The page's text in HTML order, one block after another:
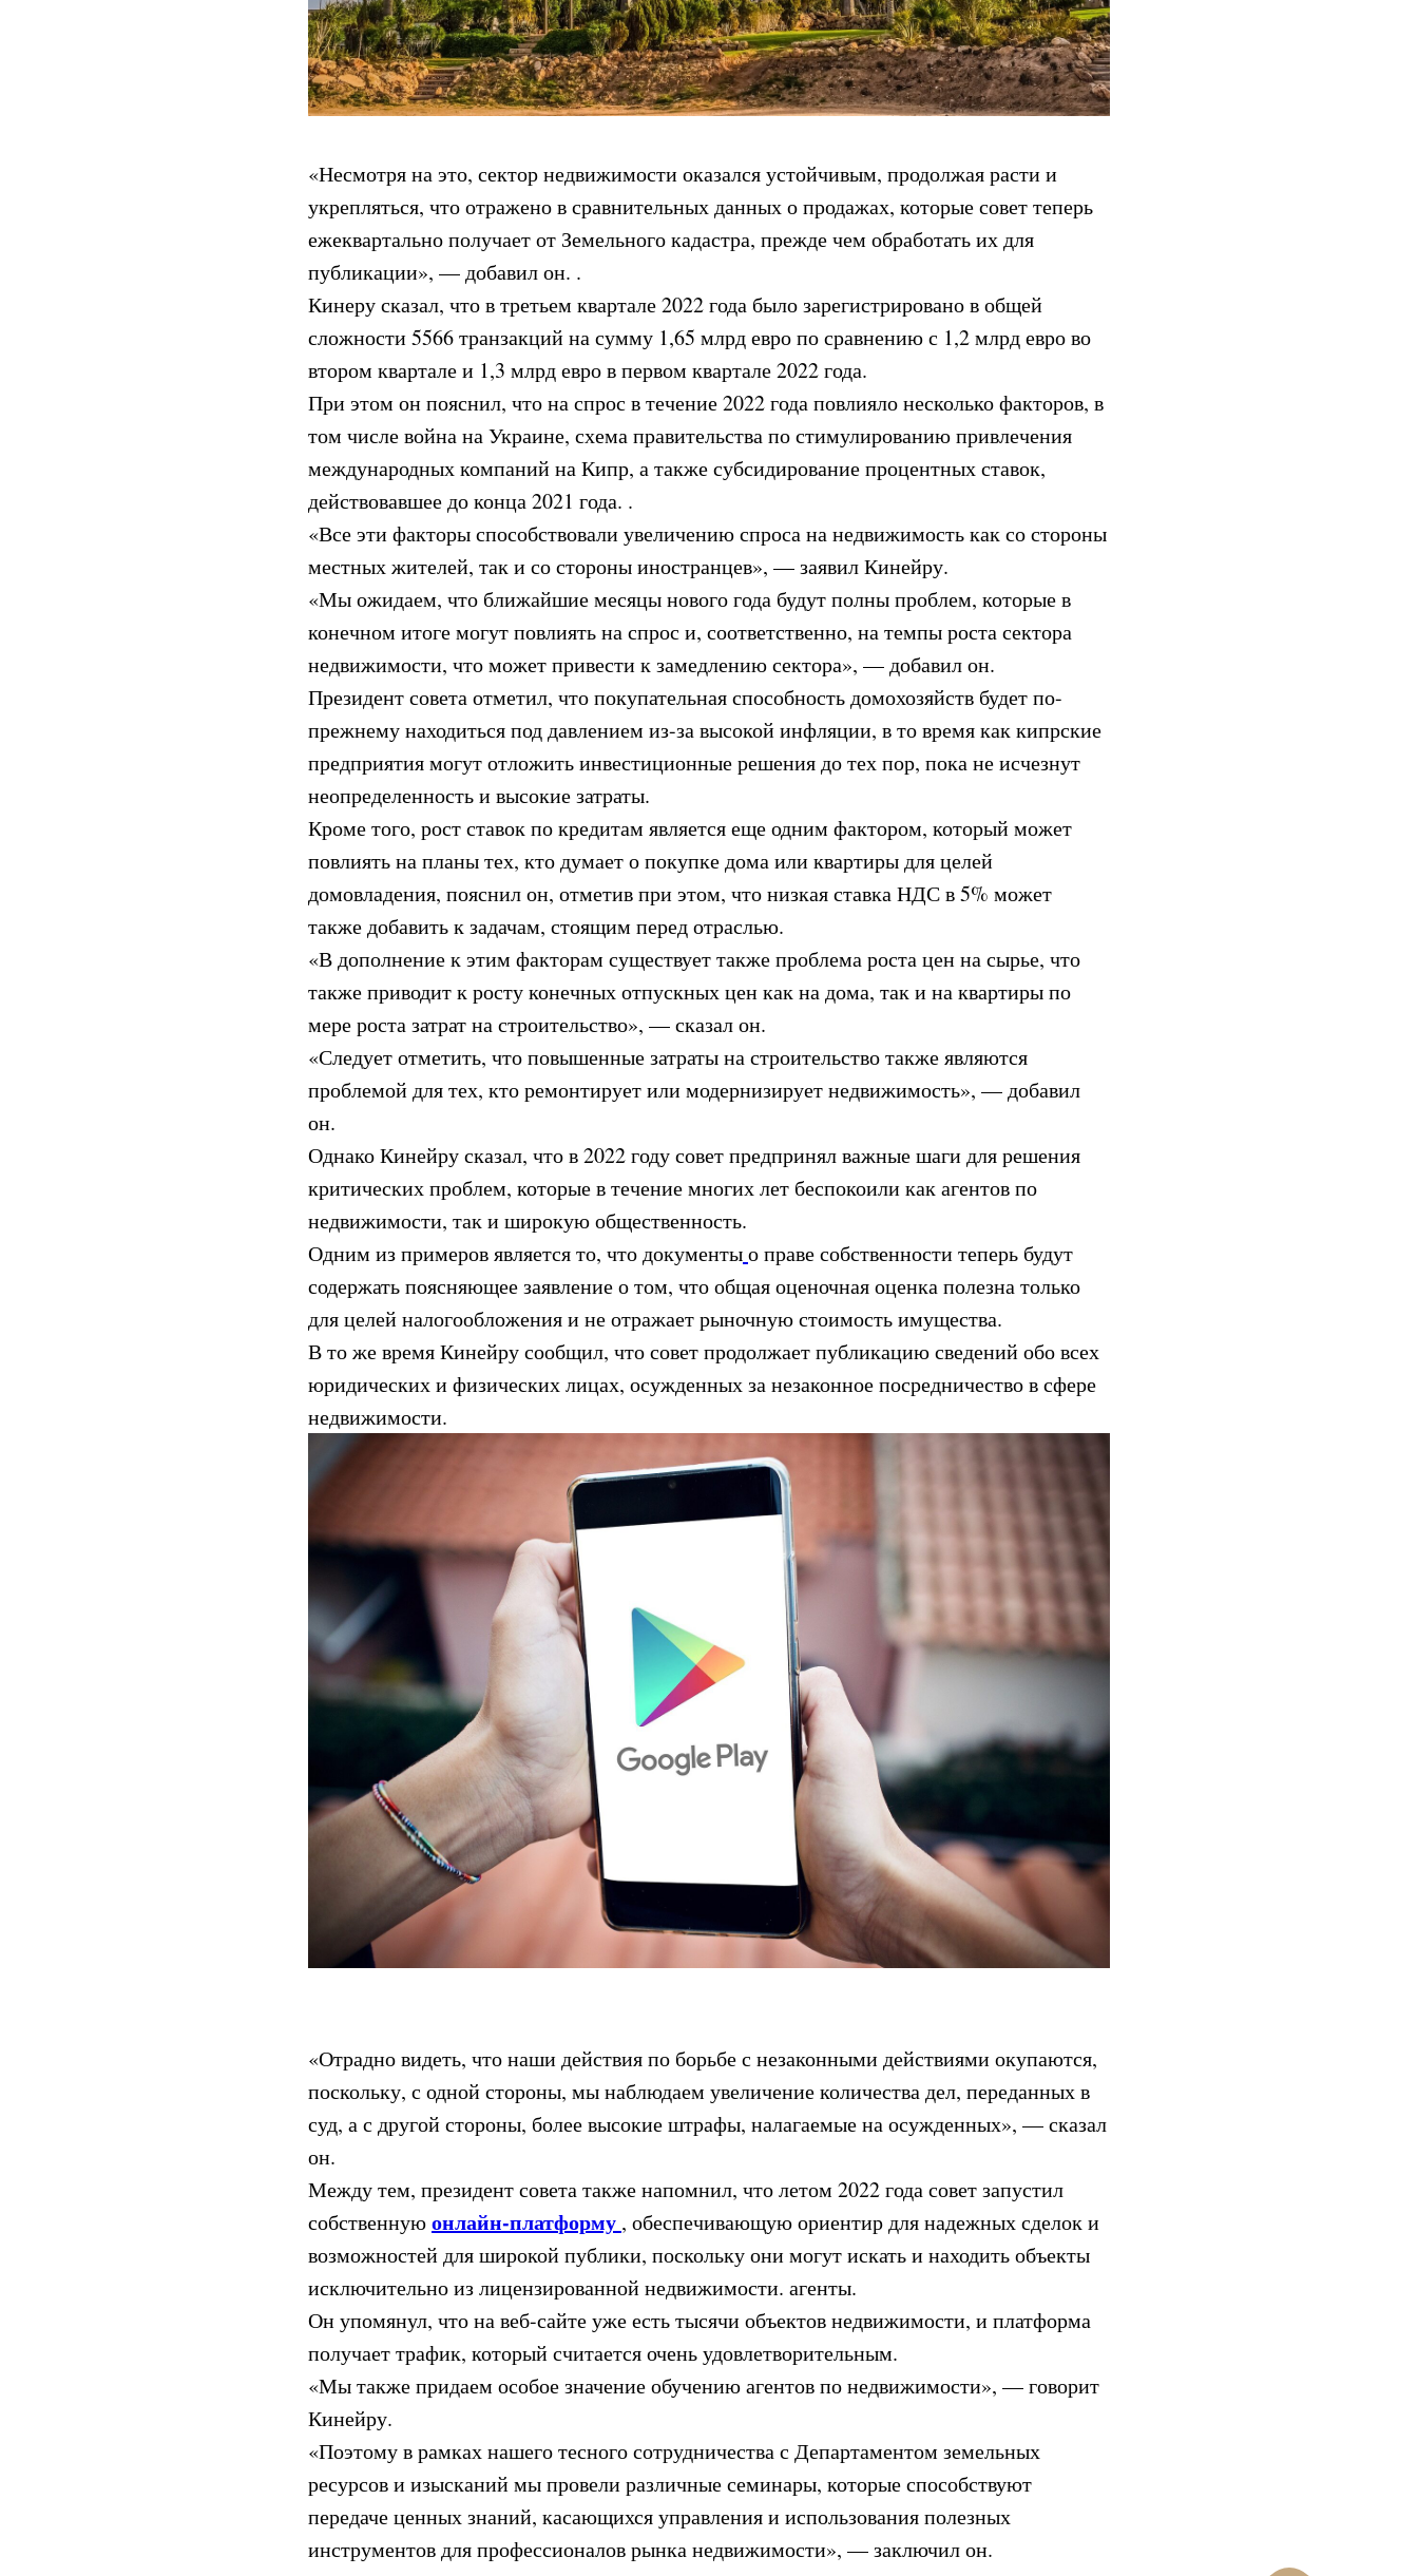
«Несмотря на это, сектор недвижимости оказался устойчивым, продолжая расти и
укрепляться, что отражено в сравнительных данных о продажах, которые совет теперь
ежеквартально получает от Земельного кадастра, прежде чем обработать их для
публикации», — добавил он. .
Кинеру сказал, что в третьем квартале 2022 года было зарегистрировано в общей
сложности 5566 транзакций на сумму 1,65 млрд евро по сравнению с 1,2 млрд евро во
втором квартале и 1,3 млрд евро в первом квартале 2022 года.
При этом он пояснил, что на спрос в течение 2022 года повлияло несколько факторов, в
том числе война на Украине, схема правительства по стимулированию привлечения
международных компаний на Кипр, а также субсидирование процентных ставок,
действовавшее до конца 2021 года. .
«Все эти факторы способствовали увеличению спроса на недвижимость как со стороны
местных жителей, так и со стороны иностранцев», — заявил Кинейру.
«Мы ожидаем, что ближайшие месяцы нового года будут полны проблем, которые в
конечном итоге могут повлиять на спрос и, соответственно, на темпы роста сектора
недвижимости, что может привести к замедлению сектора», — добавил он.
Президент совета отметил, что покупательная способность домохозяйств будет по-
прежнему находиться под давлением из-за высокой инфляции, в то время как кипрские
предприятия могут отложить инвестиционные решения до тех пор, пока не исчезнут
неопределенность и высокие затраты.
Кроме того, рост ставок по кредитам является еще одним фактором, который может
повлиять на планы тех, кто думает о покупке дома или квартиры для целей
домовладения, пояснил он, отметив при этом, что низкая ставка НДС в 5% может
также добавить к задачам, стоящим перед отраслью.
«В дополнение к этим факторам существует также проблема роста цен на сырье, что
также приводит к росту конечных отпускных цен как на дома, так и на квартиры по
мере роста затрат на строительство», — сказал он.
«Следует отметить, что повышенные затраты на строительство также являются
проблемой для тех, кто ремонтирует или модернизирует недвижимость», — добавил
он.
Однако Кинейру сказал, что в 2022 году совет предпринял важные шаги для решения
критических проблем, которые в течение многих лет беспокоили как агентов по
недвижимости, так и широкую общественность.
Одним из примеров является то, что документыо праве собственности теперь будут
содержать поясняющее заявление о том, что общая оценочная оценка полезна только
для целей налогообложения и не отражает рыночную стоимость имущества.
В то же время Кинейру сообщил, что совет продолжает публикацию сведений обо всех
юридических и физических лицах, осужденных за незаконное посредничество в сфере
недвижимости.
«Отрадно видеть, что наши действия по борьбе с незаконными действиями окупаются,
поскольку, с одной стороны, мы наблюдаем увеличение количества дел, переданных в
суд, а с другой стороны, более высокие штрафы, налагаемые на осужденных», — сказал
он.
Между тем, президент совета также напомнил, что летом 2022 года совет запустил
собственнуюонлайн-платформу , обеспечивающую ориентир для надежных сделок и
возможностей для широкой публики, поскольку они могут искать и находить объекты
исключительно из лицензированной недвижимости. агенты.
Он упомянул, что на веб-сайте уже есть тысячи объектов недвижимости, и платформа
получает трафик, который считается очень удовлетворительным.
«Мы также придаем особое значение обучению агентов по недвижимости», — говорит
Кинейру.
«Поэтому в рамках нашего тесного сотрудничества с Департаментом земельных
ресурсов и изысканий мы провели различные семинары, которые способствуют
передаче ценных знаний, касающихся управления и использования полезных
инструментов для профессионалов рынка недвижимости», — заключил он.